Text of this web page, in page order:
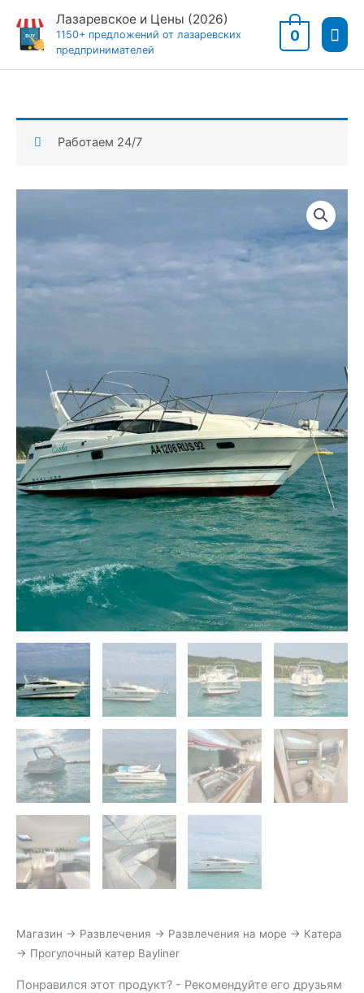
содержимому
Лазаревское и Цены (2026)
1150+ предложений от лазаревских
предпринимателей
0
Работаем 24/7
Магазин → Развлечения → Развлечения на море → Катера
→ Прогулочный катер Bayliner
Понравился этот продукт? - Рекомендуйте его друзьям